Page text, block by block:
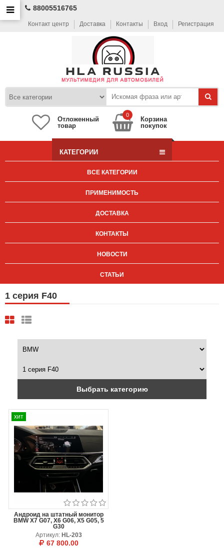
88005516765
Контакт центр Доставка Контакты Вход Регистрация
Отложенный
товар
0
Корзина
покупок
КАТЕГОРИИ
ВСЕ КАТЕГОРИИ
ПРИМЕНИМОСТЬ
ДОСТАВКА
КОНТАКТЫ
НОВОСТИ
СТАТЬИ
1 серия F40
Выбрать категорию
хит
Андроид на штатный монитор
BMW X7 G07, X6 G06, X5 G05, 5
G30
Артикул: HL-203
67 800.00